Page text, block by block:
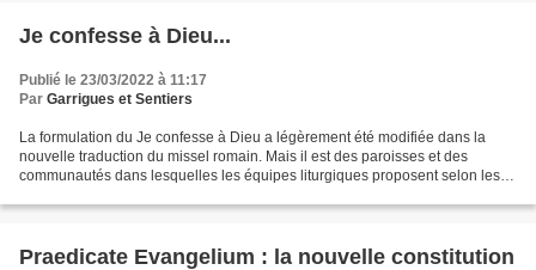
Je confesse à Dieu...
Publié le 23/03/2022 à 11:17
Par Garrigues et Sentiers
La formulation du Je confesse à Dieu a légèrement été modifiée dans la
nouvelle traduction du missel romain. Mais il est des paroisses et des
communautés dans lesquelles les équipes liturgiques proposent selon les
Praedicate Evangelium : la nouvelle constitution